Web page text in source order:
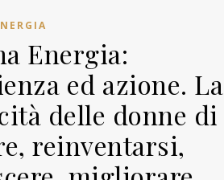
Energia:
ed azione. La
delle donne di
reinventarsi,